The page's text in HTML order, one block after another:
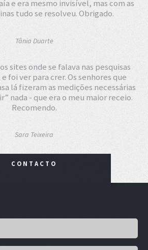
e era mesmo invisível, mas com as
tudo se resolveu. Obrigado.
Tânia Duarte
sites onde se falava nas pesquisas
foi ver para crer. Os senhores que
lá fizeram as medições necessárias
nada - que era o meu maior receio.
Recomendo.
Sara Teixeira
CONTACTO